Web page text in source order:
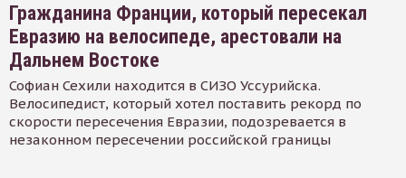
Гражданина Франции, который пересекал
Евразию на велосипеде, арестовали на
Дальнем Востоке
Софиан Сехили находится в СИЗО Уссурийска.
Велосипедист, который хотел поставить рекорд по
скорости пересечения Евразии, подозревается в
незаконном пересечении российской границы